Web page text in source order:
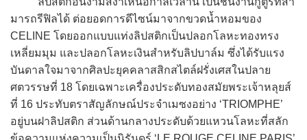
มารถรีฟิลได้ ต่อยอดการดีไซน์มาจากขวดน้ำหอมของ
CELINE โดยออกแบบแท่งลิปสติกเป็นปลอกโลหะทองทรง
เหลี่ยมมุม และปลอกโลหะเงินสำหรับลิปบาล์ม ซึ่งได้รับแรง
บันดาลใจมาจากศิลปะยุคคลาสสิกสไตล์ฝรั่งเศสในปลาย
ศตวรรษที่ 18 โดยเฉพาะเครื่องประดับทองสมัยพระเจ้าหลุยส์
ที่ 16 ประทับตราสัญลักษณ์ประจำเมซงอย่าง ‘TRIOMPHE’
อยู่บนฝาลิปสติก ส่วนด้านกลางประดับด้วยแหวนโลหะที่สลัก